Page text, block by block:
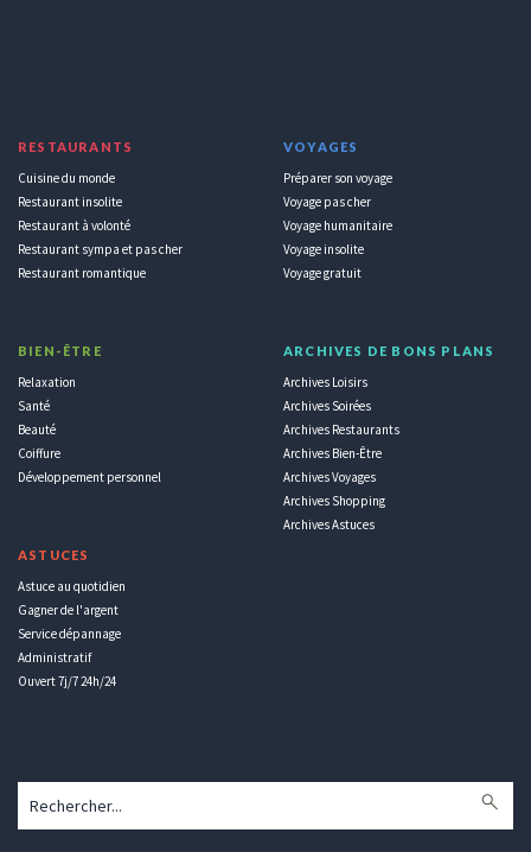
RESTAURANTS
Cuisine du monde
Restaurant insolite
Restaurant à volonté
Restaurant sympa et pas cher
Restaurant romantique
BIEN-ÊTRE
Relaxation
Santé
Beauté
Coiffure
Développement personnel
ASTUCES
Astuce au quotidien
Gagner de l'argent
Service dépannage
Administratif
Ouvert 7j/7 24h/24
VOYAGES
Préparer son voyage
Voyage pas cher
Voyage humanitaire
Voyage insolite
Voyage gratuit
ARCHIVES DE BONS PLANS
Archives Loisirs
Archives Soirées
Archives Restaurants
Archives Bien-Être
Archives Voyages
Archives Shopping
Archives Astuces